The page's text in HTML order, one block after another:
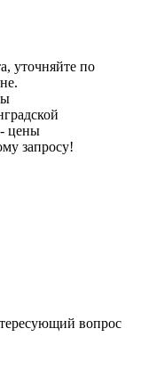
уточняйте по
цены
запросу!
вопрос